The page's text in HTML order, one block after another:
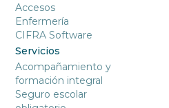
Accesos
Enfermería
CIFRA Software
Servicios
Acompañamiento y
formación integral
Seguro escolar